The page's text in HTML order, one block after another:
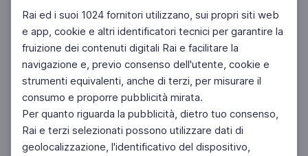
Rai ed i suoi 1024 fornitori utilizzano, sui propri siti web
e app, cookie e altri identificatori tecnici per garantire la
fruizione dei contenuti digitali Rai e facilitare la
navigazione e, previo consenso dell'utente, cookie e
strumenti equivalenti, anche di terzi, per misurare il
consumo e proporre pubblicità mirata.
Per quanto riguarda la pubblicità, dietro tuo consenso,
Rai e terzi selezionati possono utilizzare dati di
geolocalizzazione, l'identificativo del dispositivo,